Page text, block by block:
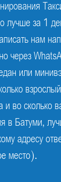
лучше за 1
нам
через
или
и во сколько
в Батуми,
адресу
место).